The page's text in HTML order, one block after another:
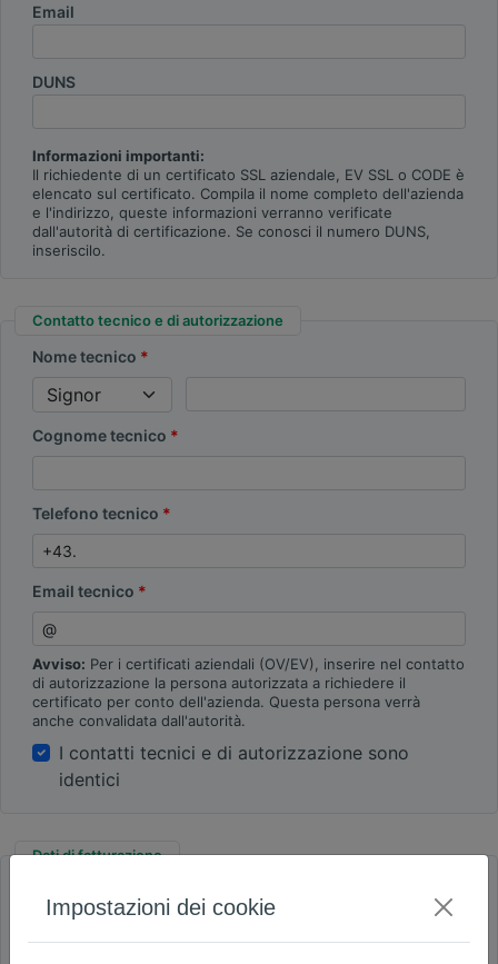
Email
DUNS
Informazioni importanti:
Il richiedente di un certificato SSL aziendale, EV SSL o CODE è
elencato sul certificato. Compila il nome completo dell'azienda
e l'indirizzo, queste informazioni verranno verificate
dall'autorità di certificazione. Se conosci il numero DUNS,
inseriscilo.
Contatto tecnico e di autorizzazione
Nome tecnico
Cognome tecnico
Telefono tecnico
Email tecnico
Avviso: Per i certificati aziendali (OV/EV), inserire nel contatto
di autorizzazione la persona autorizzata a richiedere il
certificato per conto dell'azienda. Questa persona verrà
anche convalidata dall'autorità.
I contatti tecnici e di autorizzazione sono
identici
Dati di fatturazione
Account aziendale Conto personale
Azienda
Impostazioni dei cookie